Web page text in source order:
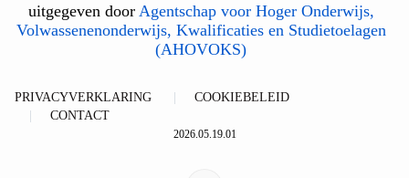
uitgegeven door Agentschap voor Hoger Onderwijs,
Volwassenenonderwijs, Kwalificaties en Studietoelagen
(AHOVOKS)
PRIVACYVERKLARING
COOKIEBELEID
CONTACT
2026.05.19.01